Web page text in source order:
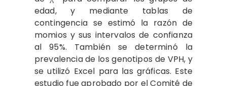
edad, y mediante tablas de
contingencia se estimó la razón de
momios y sus intervalos de confianza
al 95%. También se determinó la
prevalencia de los genotipos de VPH, y
se utilizó Excel para las gráficas. Este
estudio fue aprobado por el Comité de